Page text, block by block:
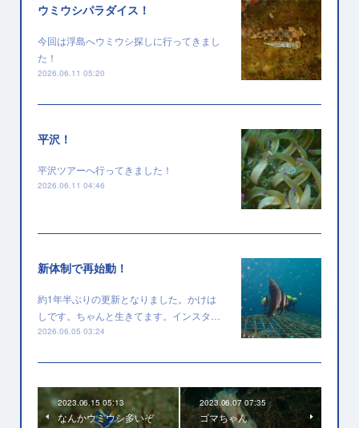
ウミウシパラダイス！
今回は浮島へウミウシ探しに行ってきまし
た！
2026.06.11 05:20
平沢！
平沢ツアーへ行ってきました！
2026.06.11 04:46
新体制で再始動！
約1年半ぶりの更新となりました。かけは
しです。ちゃんと生きてます。インスタ…
2026.06.05 03:24
2023.06.15 05:13
なんかウミウシ多いぞ
2023.06.07 07:35
ゴマちゃん